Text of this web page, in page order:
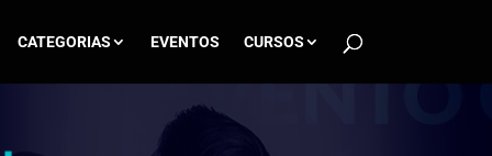
CATEGORIAS EVENTOS CURSOS